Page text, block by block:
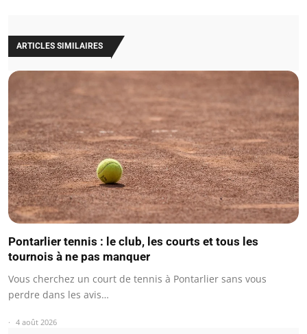
ARTICLES SIMILAIRES
Pontarlier tennis : le club, les courts et tous les
tournois à ne pas manquer
Vous cherchez un court de tennis à Pontarlier sans vous
perdre dans les avis…
4 août 2026